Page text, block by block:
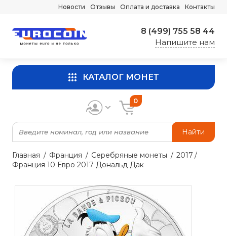
Новости Отзывы Оплата и доставка Контакты
8 (499) 755 58 44
Напишите нам
КАТАЛОГ МОНЕТ
Найти
0
Главная Франция Серебряные монеты
2017
Франция 10 Евро 2017 Дональд Дак